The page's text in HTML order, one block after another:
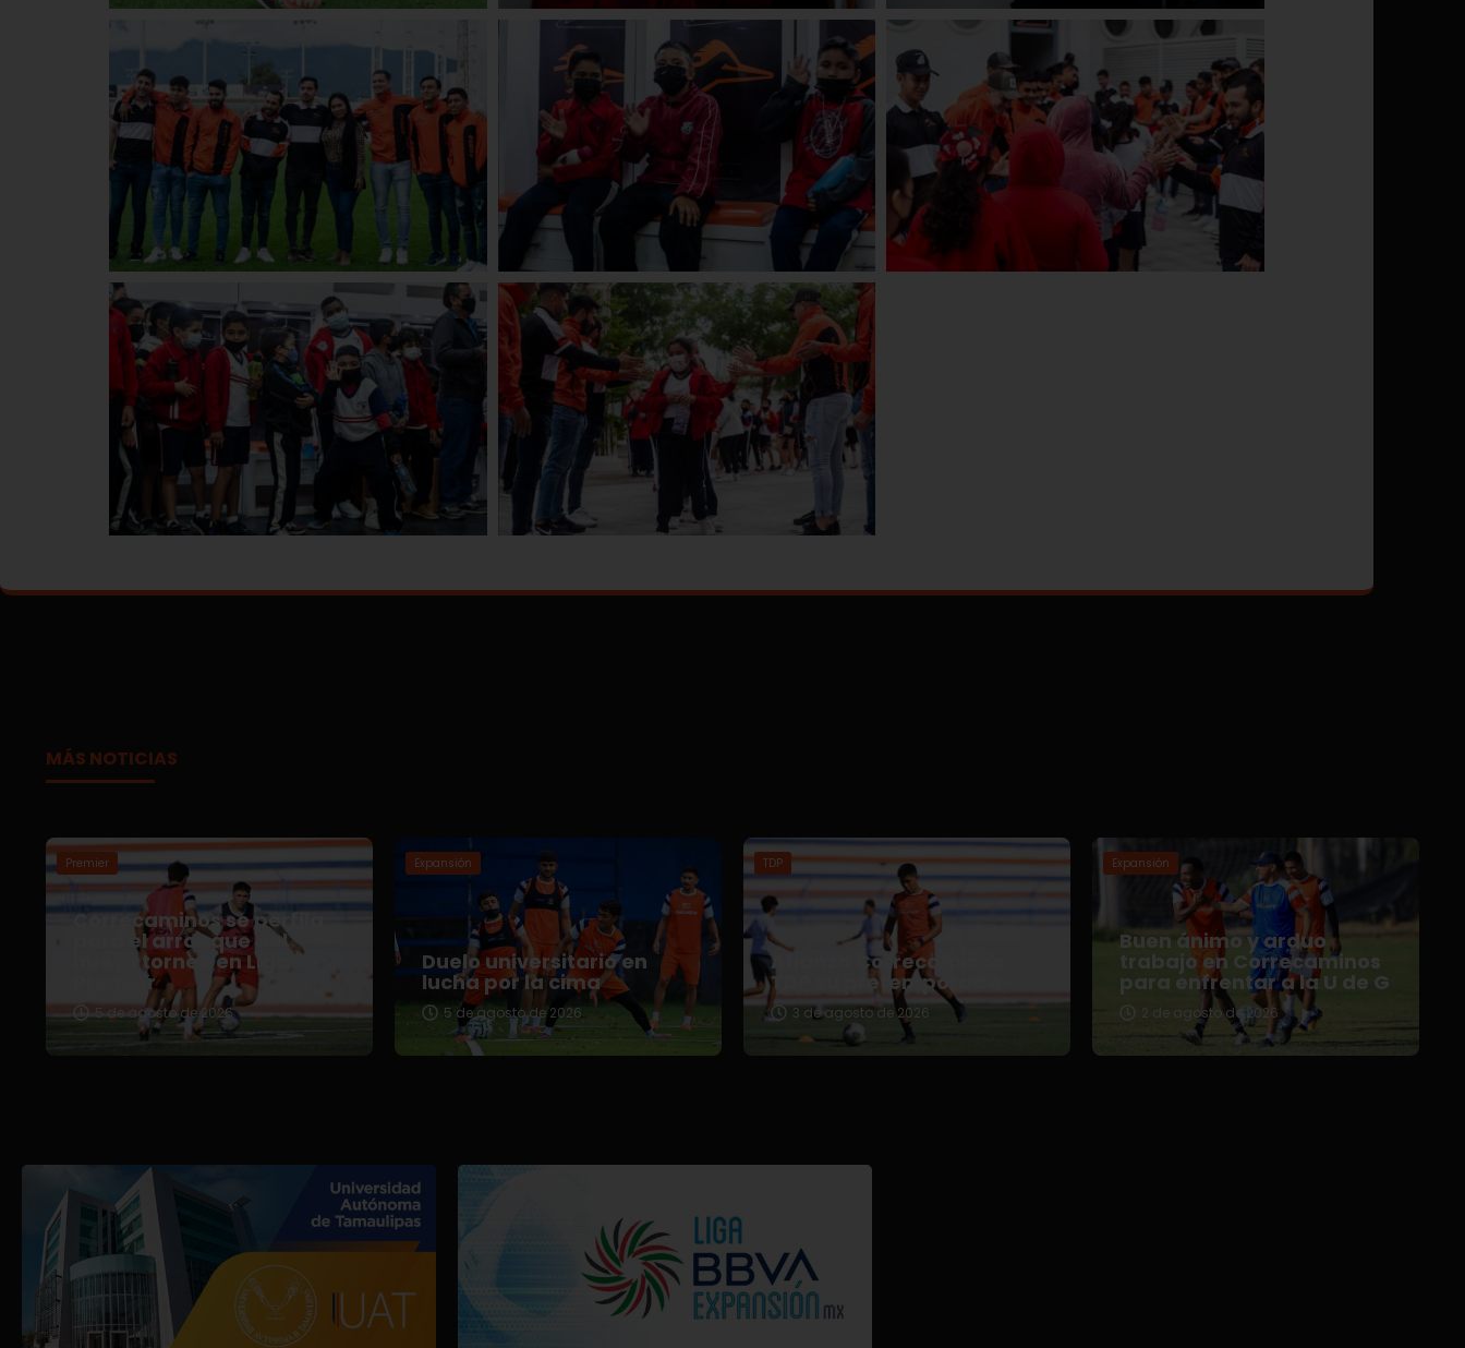
MÁS NOTICIAS
Premier
Correcaminos se perfila
para el arranque del
nuevo torneo en Liga
Premier
5 de agosto de 2026
Expansión
Duelo universitario en
lucha por la cima
5 de agosto de 2026
TDP
Afianza Correcaminos
TDP su pretemporada
3 de agosto de 2026
Expansión
Buen ánimo y arduo
trabajo en Correcaminos
para enfrentar a la U de G
2 de agosto de 2026